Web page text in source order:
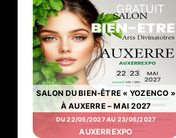
GRATUIT
SALON DU BIEN-ÊTRE « YOZENCO »
À AUXERRE – MAI 2027
DU 22/05/2027 AU 23/05/2027
AUXERREXPO